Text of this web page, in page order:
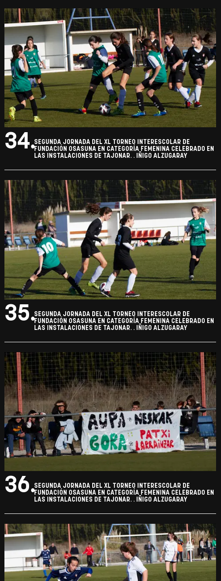
34.SEGUNDA JORNADA DEL XL TORNEO INTERESCOLAR DE
FUNDACIÓN OSASUNA EN CATEGORÍA FEMENINA CELEBRADO EN
LAS INSTALACIONES DE TAJONAR. . IÑIGO ALZUGARAY
35.SEGUNDA JORNADA DEL XL TORNEO INTERESCOLAR DE
FUNDACIÓN OSASUNA EN CATEGORÍA FEMENINA CELEBRADO EN
LAS INSTALACIONES DE TAJONAR. . IÑIGO ALZUGARAY
36.SEGUNDA JORNADA DEL XL TORNEO INTERESCOLAR DE
FUNDACIÓN OSASUNA EN CATEGORÍA FEMENINA CELEBRADO EN
LAS INSTALACIONES DE TAJONAR. . IÑIGO ALZUGARAY